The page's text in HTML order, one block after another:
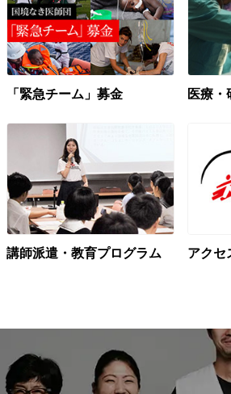
「緊急チーム」募金 医療・
講師派遣・教育プログラム アクセ